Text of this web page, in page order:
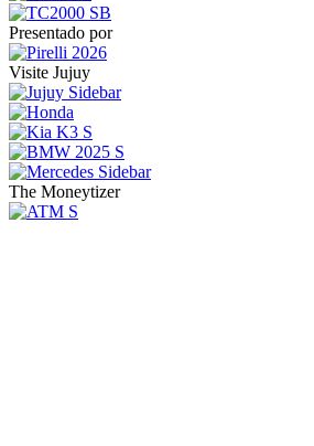
Presentado por
Visite Jujuy
The Moneytizer